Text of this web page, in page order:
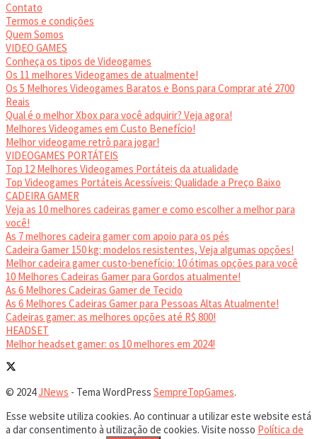
Contato
Termos e condições
Quem Somos
VIDEO GAMES
Conheça os tipos de Videogames
Os 11 melhores Videogames de atualmente!
Os 5 Melhores Videogames Baratos e Bons para Comprar até 2700
Reais
Qual é o melhor Xbox para você adquirir? Veja agora!
Melhores Videogames em Custo Benefício!
Melhor videogame retrô para jogar!
VIDEOGAMES PORTÁTEIS
Top 12 Melhores Videogames Portáteis da atualidade
Top Videogames Portáteis Acessíveis: Qualidade a Preço Baixo
CADEIRA GAMER
Veja as 10 melhores cadeiras gamer e como escolher a melhor para
você!
As 7 melhores cadeira gamer com apoio para os pés
Cadeira Gamer 150 kg: modelos resistentes, Veja algumas opções!
Melhor cadeira gamer custo-benefício: 10 ótimas opções para você
10 Melhores Cadeiras Gamer para Gordos atualmente!
As 6 Melhores Cadeiras Gamer de Tecido
As 6 Melhores Cadeiras Gamer para Pessoas Altas Atualmente!
Cadeiras gamer: as melhores opções até R$ 800!
HEADSET
Melhor headset gamer: os 10 melhores em 2024!
© 2024JNews - Tema WordPress SempreTopGames.
Esse website utiliza cookies. Ao continuar a utilizar este website está
a dar consentimento à utilização de cookies. Visite nosso Política de